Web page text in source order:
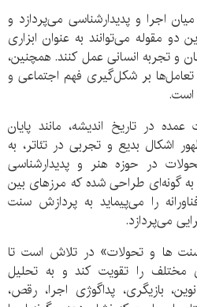
اجرا و پدیدارشناسی می‌پردازد و
دو مقوله می‌توانند به عنوان ابزاری
و تجربه انسانی عمل کنند. همچنین،
بر شکل‌گیری فهم اجتماعی و
است.
در تاریخ اندیشه، مانند پایان
اشکال بدیع و تجربی در تئاتر، به
در حوزه هنر و پدیدارشناسی
گونه‌ای طراحی شده که مرزهای بین
را می‌پیماید به پردازش سنت
می‌پردازد.
ها و تحولات» در تلاش است تا
مختلف را تقویت کند و به تحلیل
بازیگری، پداگوژی اجرا، رقص،